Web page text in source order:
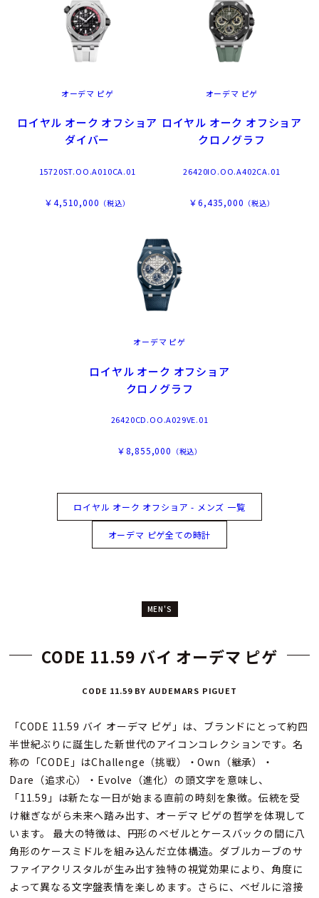
オーデマ ピゲ
ロイヤル オーク オフショア
ダイバー
15720ST.OO.A010CA.01
￥4,510,000 （税込）
オーデマ ピゲ
ロイヤル オーク オフショア
クロノグラフ
26420IO.OO.A402CA.01
￥6,435,000 （税込）
オーデマ ピゲ
ロイヤル オーク オフショア
クロノグラフ
26420CD.OO.A029VE.01
￥8,855,000 （税込）
ロイヤル オーク オフショア - メンズ 一覧
オーデマ ピゲ全ての時計
MEN'S
CODE 11.59 バイ オーデマ ピゲ
CODE 11.59 BY AUDEMARS PIGUET
「CODE 11.59 バイ オーデマ ピゲ」は、ブランドにとって約四
半世紀ぶりに誕生した新世代のアイコンコレクションです。名
称の「CODE」はChallenge（挑戦）・Own（継承）・
Dare（追求心）・Evolve（進化）の頭文字を意味し、
「11.59」は新たな一日が始まる直前の時刻を象徴。伝統を受
け継ぎながら未来へ踏み出す、オーデマ ピゲの哲学を体現して
います。 最大の特徴は、円形のベゼルとケースバックの間に八
角形のケースミドルを組み込んだ立体構造。ダブルカーブのサ
ファイアクリスタルが生み出す独特の視覚効果により、角度に
よって異なる文字盤表情を楽しめます。さらに、ベゼルに溶接